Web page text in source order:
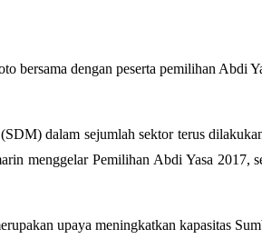
dengan peserta pemilihan Abdi
dalam sejumlah sektor terus
menggelar Pemilihan Abdi Yasa
upaya meningkatkan kapasitas